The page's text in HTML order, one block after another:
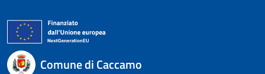
Comune di Caccamo